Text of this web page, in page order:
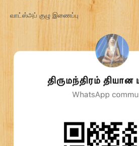
வாட்ஸ்அப் குழு இணைப்பு